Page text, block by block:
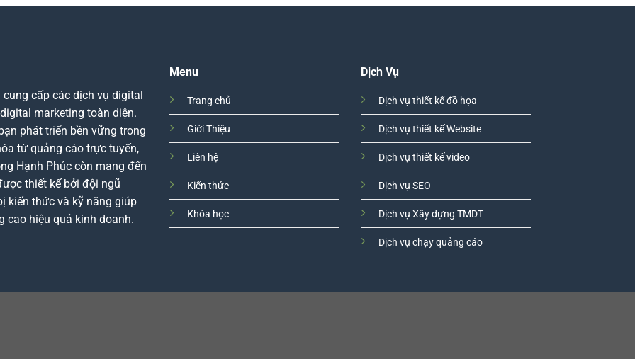
cấp các dịch vụ digital
marketing toàn diện.
phát triển bền vững trong
từ quảng cáo trực tuyến,
Hạnh Phúc còn mang đến
thiết kế bởi đội ngũ
kiến thức và kỹ năng giúp
cao hiệu quả kinh doanh.
Menu
Trang chủ
Giới Thiệu
Liên hệ
Kiến thức
Khóa học
Dịch Vụ
Dịch vụ thiết kế đồ họa
Dịch vụ thiết kế Website
Dịch vụ thiết kế video
Dịch vụ SEO
Dịch vụ Xây dựng TMDT
Dịch vụ chạy quảng cáo